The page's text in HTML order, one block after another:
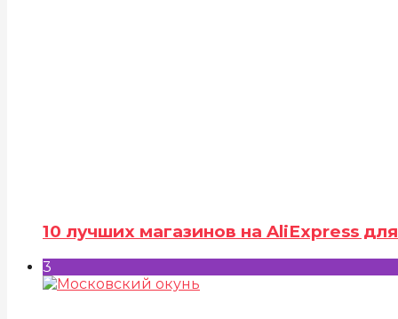
10 лучших магазинов на AliExpress
3